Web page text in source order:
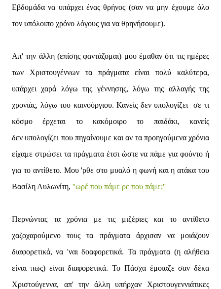
Εβδομάδα να υπάρχει ένας θρήνος (σαν να μην έχουμε όλο
τον υπόλοιπο χρόνο λόγους για να θρηνήσουμε).
Απ' την άλλη (επίσης φαντάζομαι) μου έμαθαν ότι τις ημέρες
των Χριστουγέννων τα πράγματα είναι πολύ καλύτερα,
υπάρχει χαρά λόγω της γέννησης, λόγω της αλλαγής της
χρονιάς, λόγω του καινούργιου. Κανείς δεν υπολογίζει σε τι
κόσμο έρχεται το κακόμοιρο το παιδάκι, κανείς
δεν υπολογίζει που πηγαίνουμε και αν τα προηγούμενα χρόνια
είχαμε στρώσει τα πράγματα έτσι ώστε να πάμε για φούντο ή
για το αντίθετο. Μου 'ρθε στο μυαλό η φωνή και η ατάκα του
Βασίλη Αυλωνίτη, ''ωρέ που πάμε ρε που πάμε;''
Περνώντας τα χρόνια με τις μιζέριες και το αντίθετο
χαζοχαρούμενο τους τα πράγματα άρχισαν να μοιάζουν
διαφορετικά, να 'ναι δοαφορετικά. Τα πράγματα (η αλήθεια
είναι πως) είναι διαφορετικά. Το Πάσχα έμοιαζε σαν δέκα
Χριστούγεννα, απ' την άλλη υπήρχαν Χριστουγεννιάτικες